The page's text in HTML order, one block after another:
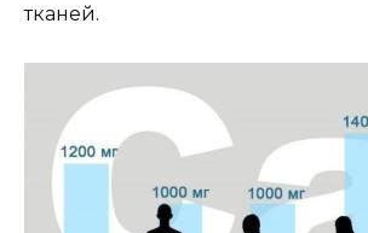
тканей.